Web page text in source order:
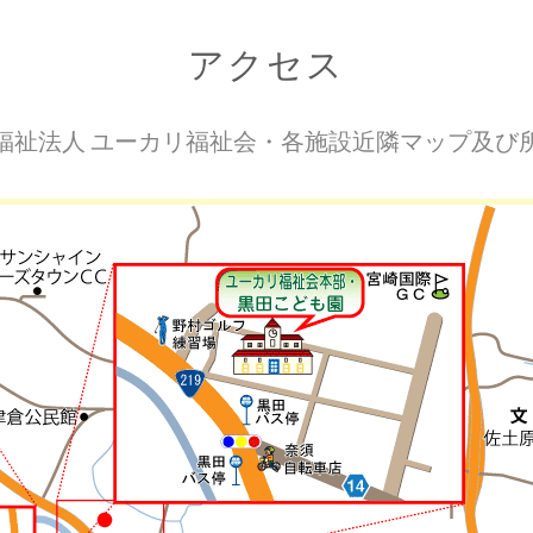
アクセス
祉法人 ユーカリ福祉会・各施設近隣マップ及び